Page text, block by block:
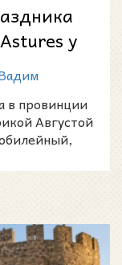
y
2026
в провинции
Августой